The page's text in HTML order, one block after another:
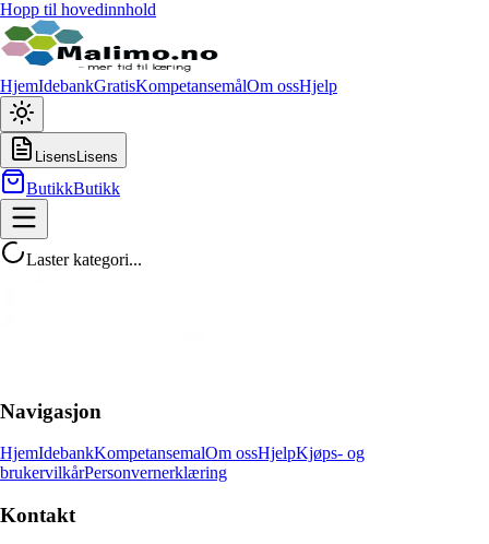
Hopp til hovedinnhold
HjemIdebankGratisKompetansemålOm ossHjelp
Lisens Lisens
ButikkButikk
Laster kategori...
Navigasjon
HjemIdebankKompetansemalOm ossHjelpKjøps- og
brukervilkårPersonvernerklæring
Kontakt